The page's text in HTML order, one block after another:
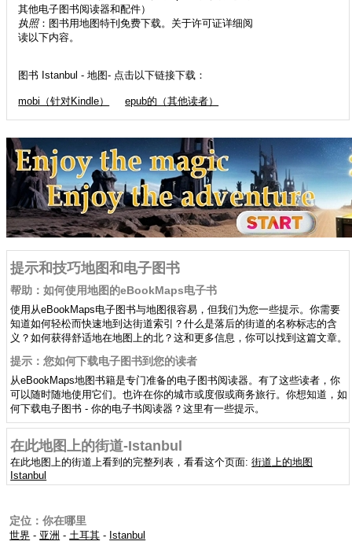
其他电子图书阅读器和配件）
执照：图书用地图特刊免费下载。关于许可证详细阅
读以下内容。
图书 Istanbul - 地图- 点击以下链接下载：
mobi（针对Kindle） epub的（其他读者）
提示和技巧地图和电子图书
帮助：如何使用地图的eBookMaps电子书
使用从eBookMaps电子图书与地图很容易，但我们为您一些提示。你需要
知道如何轻松而快速地到达街道索引？什么是落后的街道的名称标志的含
义？如何获得舒适地在地图上的北？这和更多信息，你可以找到这篇文章。
提示：您如何下载电子图书到您的读者
从eBookMaps地图书籍是专门准备的电子图书阅读器。有了这些读者，你
可以随时随地使用它们。也许在你的城市或度假或商务旅行。你想知道，如
何下载电子图书 - 你的电子书阅读器？这里有一些提示。
在此地图上的街道-Istanbul
在此地图上的街道上看到的完整列表，看看这个页面:街道上的地图
Istanbul
定位：你在哪里
世界 - 亚洲 -土耳其 - Istanbul